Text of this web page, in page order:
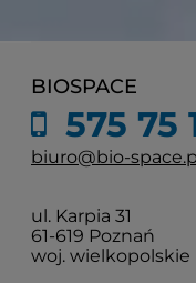
BIOSPACE
575 75
biuro@bio-
ul. Karpia 31
61-619 Poznań
woj. wielkopolskie